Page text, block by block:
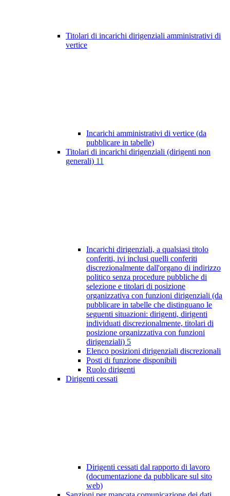
Titolari di incarichi dirigenziali amministrativi di
vertice
Incarichi amministrativi di vertice (da
pubblicare in tabelle)
Titolari di incarichi dirigenziali (dirigenti non
generali) 11
Incarichi dirigenziali, a qualsiasi titolo
conferiti, ivi inclusi quelli conferiti
discrezionalmente dall'organo di indirizzo
politico senza procedure pubbliche di
selezione e titolari di posizione
organizzativa con funzioni dirigenziali (da
pubblicare in tabelle che distinguano le
seguenti situazioni: dirigenti, dirigenti
individuati discrezionalmente, titolari di
posizione organizzativa con funzioni
dirigenziali) 5
Elenco posizioni dirigenziali discrezionali
Posti di funzione disponibili
Ruolo dirigenti
Dirigenti cessati
Dirigenti cessati dal rapporto di lavoro
(documentazione da pubblicare sul sito
web)